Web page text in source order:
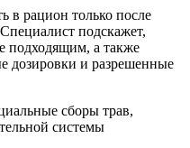
в рацион только после
подскажет,
подходящим, а также
дозировки и разрешенные